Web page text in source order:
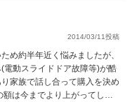
2014/03/11投稿
め約半年近く悩みましたが、
電動スライドドア故障等)が酷
家族で話し合って購入を決め
額は今までより上がってしま